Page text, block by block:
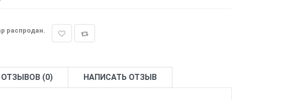
распродан.
ОТЗЫВОВ (0) НАПИСАТЬ ОТЗЫВ